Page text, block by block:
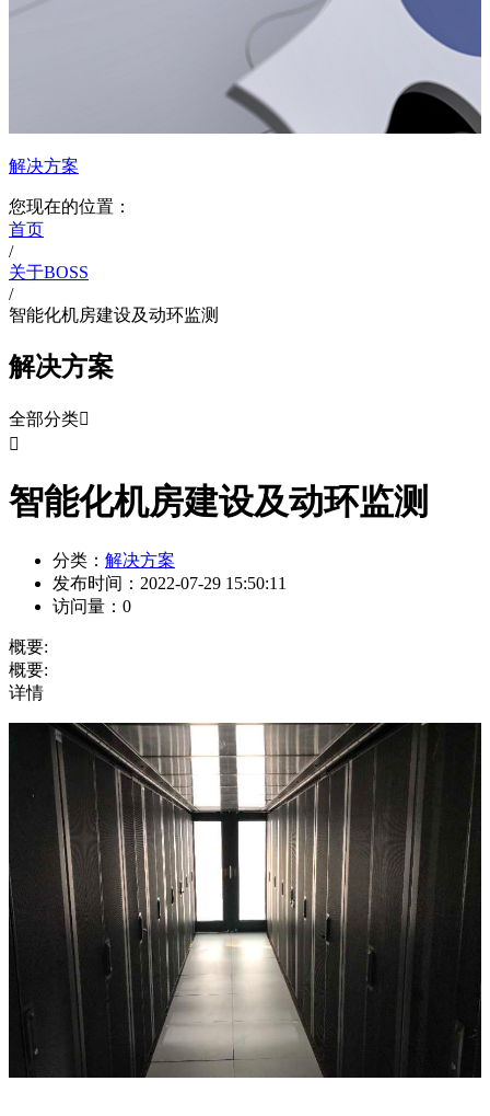
解决方案
您现在的位置：
首页
/
关于BOSS
/
智能化机房建设及动环监测
解决方案
全部分类

智能化机房建设及动环监测
分类： 解决方案
发布时间： 2022-07-29 15:50:11
访问量： 0
概要:
概要:
详情